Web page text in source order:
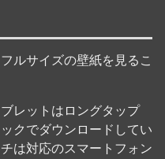
ルサイズの壁紙を見るこ
レットはロングタップ
クでダウンロードしてい
は対応のスマートフォン